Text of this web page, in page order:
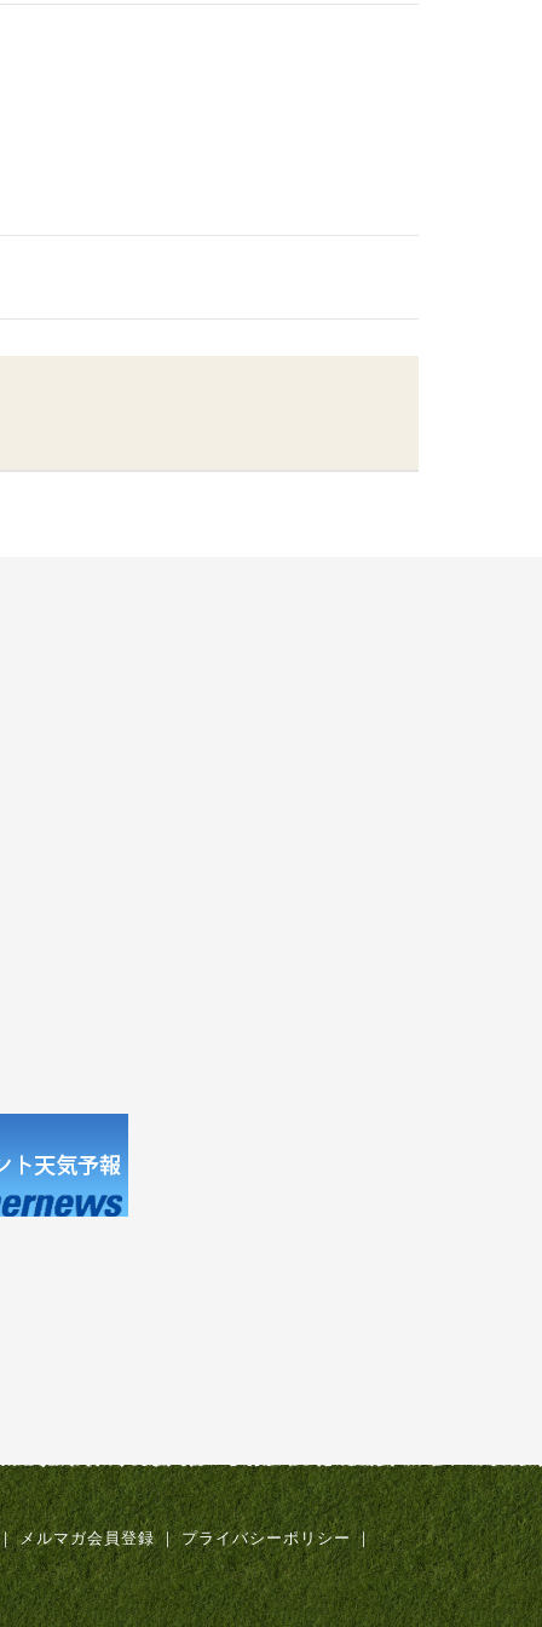
メルマガ会員登録 ｜ プライバシーポリシー ｜